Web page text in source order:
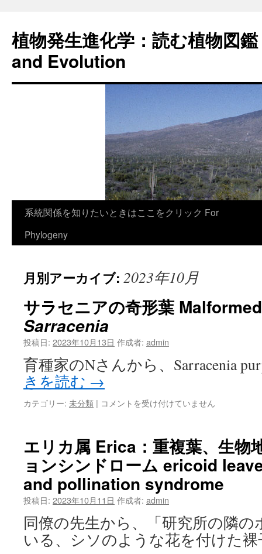
植物発生進化学：読む植物図
and Evolution
ス
ッ
系統関係を知りたいときはここをクリック For
Phylogeny
月別アーカイブ: 2023年10月
サラセニアの奇形葉
Sarracenia
投稿日: 2023年10月13日 作成者: admin
育種家のNさんから、Sarracenia
きを読む →
カテゴリー: 未分類 | サ
ア
の
形
葉
Malformed
leaf
of
Sarracenia
コメントを受け付けていません
エリカ属 Erica：重複葉、生物
ョンシンドローム ericoid
and pollination syndrome
投稿日: 2023年10月11日 作成者: admin
同僚の先生から、「研究所の隣
いる、シソのような花を付けた